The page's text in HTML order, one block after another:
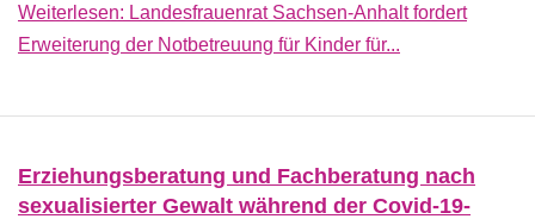
Weiterlesen: Landesfrauenrat Sachsen-Anhalt fordert
Erweiterung der Notbetreuung für Kinder für...
Erziehungsberatung und Fachberatung nach
sexualisierter Gewalt während der Covid-19-